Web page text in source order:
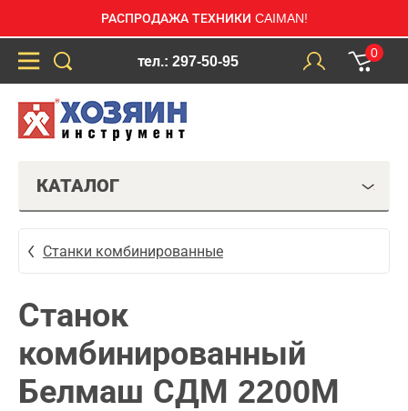
РАСПРОДАЖА ТЕХНИКИ CAIMAN!
тел.: 297-50-95
0
КАТАЛОГ
Станки комбинированные
Станок
комбинированный
Белмаш СДМ 2200М